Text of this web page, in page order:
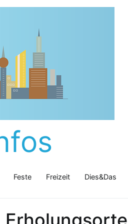
Feste Freizeit Dies&Das